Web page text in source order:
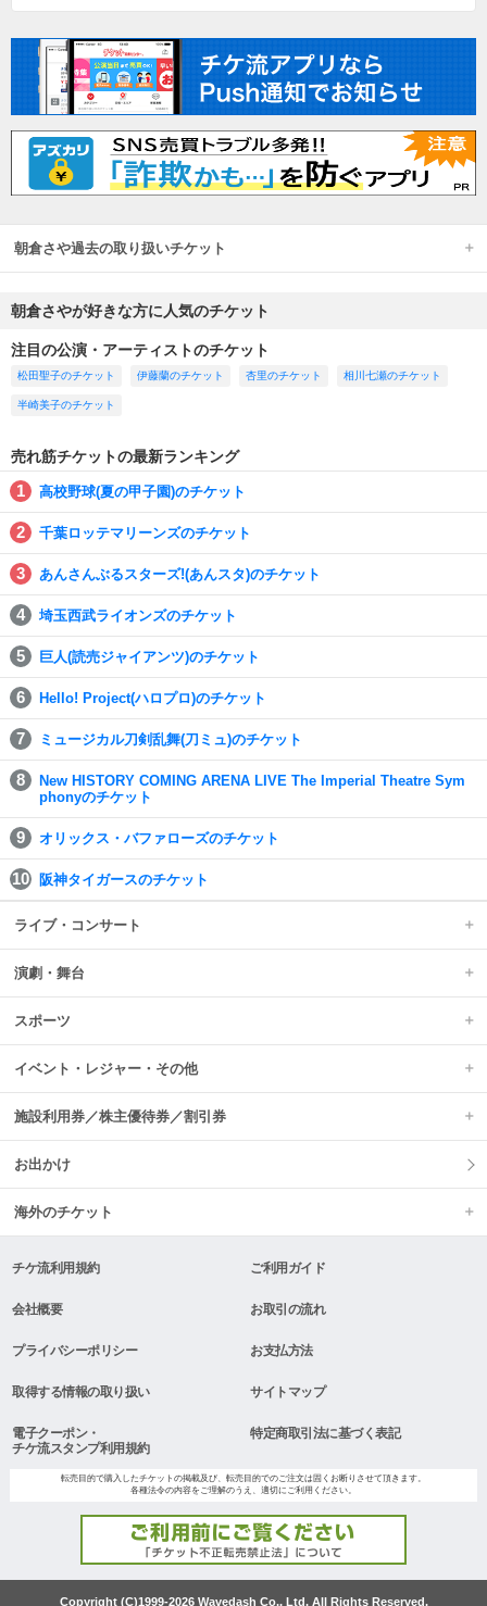
朝倉さや過去の取り扱いチケット
朝倉さやが好きな方に人気のチケット
注目の公演・アーティストのチケット
松田聖子のチケット 伊藤蘭のチケット 杏里のチケット 相川七瀬のチケット
半崎美子のチケット
売れ筋チケットの最新ランキング
高校野球(夏の甲子園)のチケット
千葉ロッテマリーンズのチケット
あんさんぶるスターズ!(あんスタ)のチケット
埼玉西武ライオンズのチケット
巨人(読売ジャイアンツ)のチケット
Hello! Project(ハロプロ)のチケット
ミュージカル刀剣乱舞(刀ミュ)のチケット
New HISTORY COMING ARENA LIVE The Imperial Theatre Sym
phonyのチケット
オリックス・バファローズのチケット
阪神タイガースのチケット
ライブ・コンサート
演劇・舞台
スポーツ
イベント・レジャー・その他
施設利用券／株主優待券／割引券
お出かけ
海外のチケット
チケ流利用規約 ご利用ガイド
会社概要 お取引の流れ
プライバシーポリシー お支払方法
取得する情報の取り扱い サイトマップ
電子クーポン・
チケ流スタンプ利用規約
特定商取引法に基づく表記
転売目的で購入したチケットの掲載及び、転売目的でのご注文は固くお断りさせて頂きます。
各種法令の内容をご理解のうえ、適切にご利用ください。
Copyright (C)1999-2026 Wavedash Co., Ltd. All Rights Reserved.